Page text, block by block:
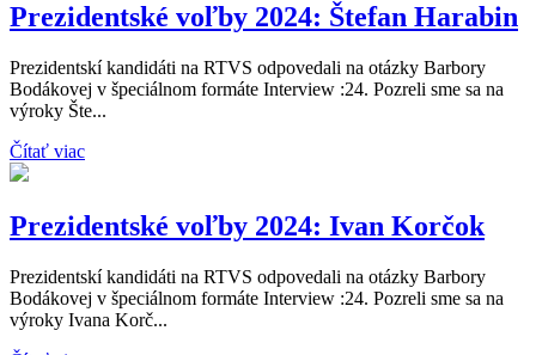
Prezidentské voľby 2024: Štefan Harabin
Prezidentskí kandidáti na RTVS odpovedali na otázky Barbory
Bodákovej v špeciálnom formáte Interview :24. Pozreli sme sa na
výroky Šte...
Čítať viac
Prezidentské voľby 2024: Ivan Korčok
Prezidentskí kandidáti na RTVS odpovedali na otázky Barbory
Bodákovej v špeciálnom formáte Interview :24. Pozreli sme sa na
výroky Ivana Korč...